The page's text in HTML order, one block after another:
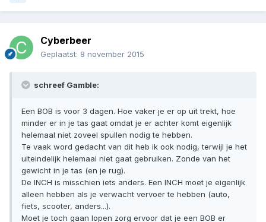
Cyberbeer
Geplaatst: 8 november 2015
schreef Gamble:
Een BOB is voor 3 dagen. Hoe vaker je er op uit trekt, hoe
minder er in je tas gaat omdat je er achter komt eigenlijk
helemaal niet zoveel spullen nodig te hebben.
Te vaak word gedacht van dit heb ik ook nodig, terwijl je het
uiteindelijk helemaal niet gaat gebruiken. Zonde van het
gewicht in je tas (en je rug).
De INCH is misschien iets anders. Een INCH moet je eigenlijk
alleen hebben als je verwacht vervoer te hebben (auto,
fiets, scooter, anders...).
Moet je toch gaan lopen zorg ervoor dat je een BOB er